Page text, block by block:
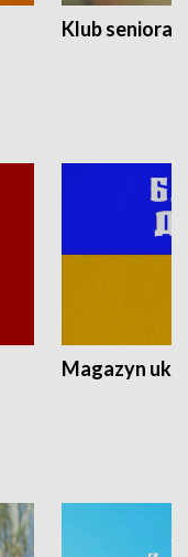
Klub seniora
Magazyn